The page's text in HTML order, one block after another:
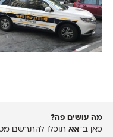
מה עושים פה?
כאן ב־אאאתוכלו להתרשם